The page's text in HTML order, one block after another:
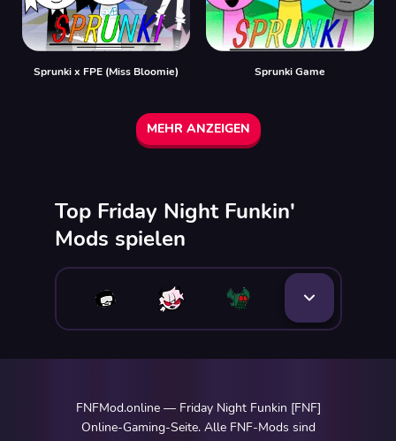
Sprunki x FPE (Miss Bloomie) Sprunki Game
MEHR ANZEIGEN
Top Friday Night Funkin'
Mods spielen
FNFMod.online — Friday Night Funkin [FNF]
Online-Gaming-Seite. Alle FNF-Mods sind